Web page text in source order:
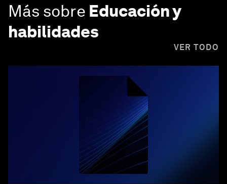
Más sobre Educación y
habilidades
VER TODO